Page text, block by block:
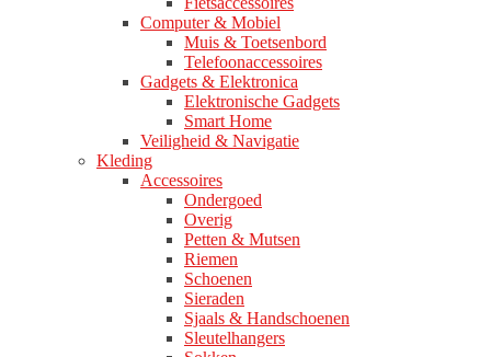
Computer & Mobiel
Muis & Toetsenbord
Telefoonaccessoires
Gadgets & Elektronica
Elektronische Gadgets
Smart Home
Veiligheid & Navigatie
Kleding
Accessoires
Ondergoed
Overig
Petten & Mutsen
Riemen
Schoenen
Sieraden
Sjaals & Handschoenen
Sleutelhangers